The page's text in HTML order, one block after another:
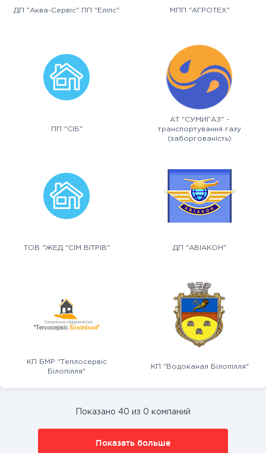
ДП "Аква-Сервіс" ПП "Еліпс" МПП "АГРОТЕХ"
ПП "СІБ"
АТ "СУМИГАЗ" -
транспортування газу
(заборгованість)
ТОВ "ЖЕД "СІМ ВІТРІВ" ДП "АВІАКОН"
КП БМР "Теплосервіс
Білопілля"
КП "Водоканал Білопілля"
Показано 40 из 0 компаний
Показать больше